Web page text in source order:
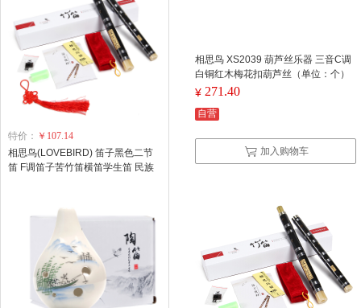
相思鸟 XS2039 葫芦丝乐器 三音C调
白铜红木梅花扣葫芦丝（单位：个）
¥ 271.40
自营
加入购物车
特价： ￥107.14
相思鸟(LOVEBIRD) 笛子黑色二节
笛 F调笛子苦竹笛横笛学生笛 民族